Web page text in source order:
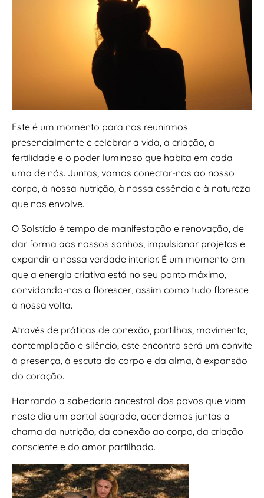
Este é um momento para nos reunirmos
presencialmente e celebrar a vida, a criação, a
fertilidade e o poder luminoso que habita em cada
uma de nós. Juntas, vamos conectar-nos ao nosso
corpo, à nossa nutrição, à nossa essência e à natureza
que nos envolve.
O Solstício é tempo de manifestação e renovação, de
dar forma aos nossos sonhos, impulsionar projetos e
expandir a nossa verdade interior. É um momento em
que a energia criativa está no seu ponto máximo,
convidando-nos a florescer, assim como tudo floresce
à nossa volta.
Através de práticas de conexão, partilhas, movimento,
contemplação e silêncio, este encontro será um convite
à presença, à escuta do corpo e da alma, à expansão
do coração.
Honrando a sabedoria ancestral dos povos que viam
neste dia um portal sagrado, acendemos juntas a
chama da nutrição, da conexão ao corpo, da criação
consciente e do amor partilhado.